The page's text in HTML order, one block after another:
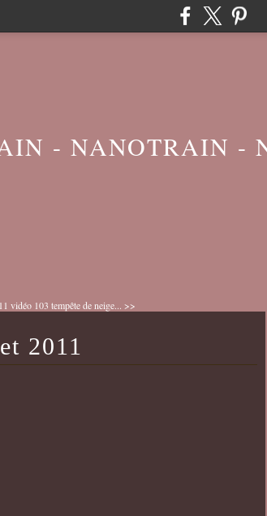
- NANOTRAIN -
vidéo 103 tempête de neige... >>
2011